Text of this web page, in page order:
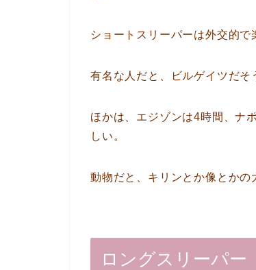
ショートスリーパーは外交的で
有名な人だと、ビルゲイツだそ
ほかは、エジゾンは4時間、ナ
しい。
動物だと、キリンとか像とかの
ロングスリーパー